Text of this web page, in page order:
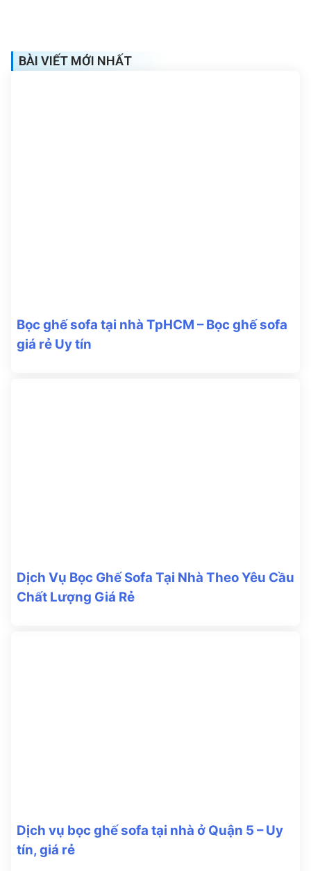
BÀI VIẾT MỚI NHẤT
Bọc ghế sofa tại nhà TpHCM – Bọc ghế sofa
giá rẻ Uy tín
Dịch Vụ Bọc Ghế Sofa Tại Nhà Theo Yêu Cầu
Chất Lượng Giá Rẻ
Dịch vụ bọc ghế sofa tại nhà ở Quận 5 – Uy
tín, giá rẻ